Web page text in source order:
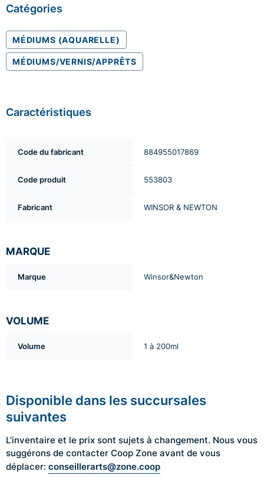
Catégories
MÉDIUMS (AQUARELLE)
MÉDIUMS/VERNIS/APPRÊTS
Caractéristiques
Code du fabricant 884955017869
Code produit 553803
Fabricant WINSOR & NEWTON
MARQUE
Marque Winsor&Newton
VOLUME
Volume 1 à 200ml
Disponible dans les succursales
suivantes
L’inventaire et le prix sont sujets à changement. Nous vous
suggérons de contacter Coop Zone avant de vous
déplacer: conseillerarts@zone.coop